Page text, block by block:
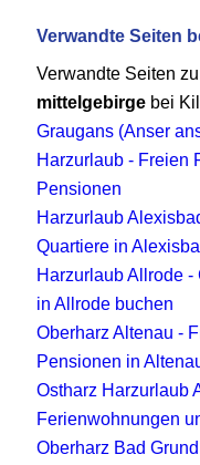
Verwandte Seiten
Verwandte Seiten
mittelgebirge bei
Graugans (Anser
Harzurlaub - Freien
Pensionen
Harzurlaub
Quartiere in
Harzurlaub Allrode
in Allrode buchen
Oberharz Altenau -
Pensionen in
Ostharz Harzurlaub
Ferienwohnungen
Oberharz Bad